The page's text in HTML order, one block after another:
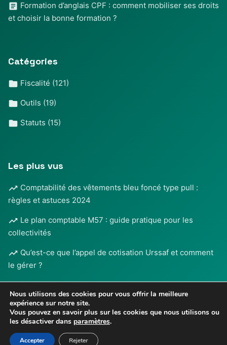
Formation d’anglais CPF : comment mobiliser ses droits
et choisir la bonne formation ?
Catégories
Fiscalité (121)
Outils (19)
Statuts (15)
Les plus vus
Comptabilité des vêtements bleu foncé type pull :
règles et astuces 2024
Le plan comptable M57 : guide pratique pour les
collectivités
Qu’est-ce que l’appel de cotisation Urssaf et comment
le gérer ?
Mentions légales •
Confidentialité
© 2026
Tous droits réservés
Nous utilisons des cookies pour vous offrir la meilleure
expérience sur notre site.
Vous pouvez en savoir plus sur les cookies que nous utilisons ou
les désactiver dans paramètres.
Accepter Rejeter